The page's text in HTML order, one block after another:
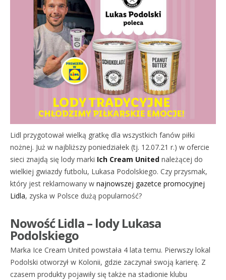
Lidl przygotował wielką gratkę dla wszystkich fanów piłki
nożnej. Już w najbliższy poniedziałek (tj. 12.07.21 r.) w ofercie
sieci znajdą się lody marki Ich Cream United należącej do
wielkiej gwiazdy futbolu, Lukasa Podolskiego. Czy przysmak,
który jest reklamowany w najnowszej gazetce promocyjnej
Lidla, zyska w Polsce dużą popularność?
Nowość Lidla – lody Lukasa
Podolskiego
Marka Ice Cream United powstała 4 lata temu. Pierwszy lokal
Podolski otworzył w Kolonii, gdzie zaczynał swoją karierę. Z
czasem produkty pojawiły się także na stadionie klubu